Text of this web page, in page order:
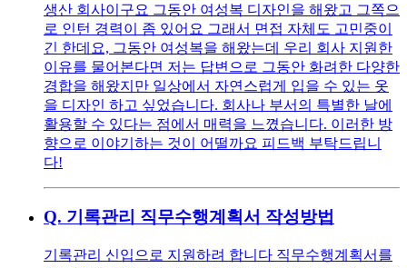
생산 회사이구요 그동안 여성복 디자인을 해왔고 그쪽으
로 인턴 경력이 좀 있어요 그래서 면접 자체도 고민중이
긴 한데요, 그동안 여성복을 해왔는데 우리 회사 지원한
이유를 물어본다면 저는 답변으로 그동안 화려한 다양한
경합을 해왔지만 일상에서 자연스럽게 입을 수 있는 옷
을 디자인 하고 싶었습니다. 회사나 부서의 특별한 날에
활용할 수 있다는 점에서 매력을 느꼈습니다. 이러한 방
향으로 이야기하는 것이 어떨까요 피드백 부탁드립니
다!
Q. 기록관리 직무수행계획서 작성방법
기록관리 신입으로 지원하려 합니다 직무수행계획서를